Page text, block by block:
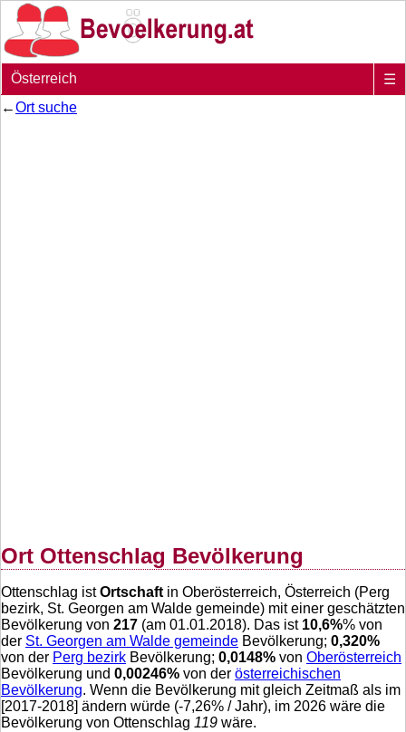
Österreich
☰
←Ort suche
Ort Ottenschlag Bevölkerung
Ottenschlag istOrtschaft in Oberösterreich, Österreich (Perg
bezirk, St. Georgen am Walde gemeinde) mit einer geschätzten
Bevölkerung von 217 (am 01.01.2018). Das ist 10,6%% von
der St. Georgen am Walde gemeinde Bevölkerung; 0,320%
von der Perg bezirk Bevölkerung; 0,0148% von Oberösterreich
Bevölkerung und 0,00246% von der österreichischen
Bevölkerung. Wenn die Bevölkerung mit gleich Zeitmaß als im
[2017-2018] ändern würde (-7,26% / Jahr), im 2026 wäre die
Bevölkerung von Ottenschlag 119 wäre.